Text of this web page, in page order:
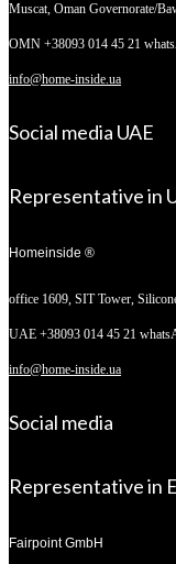
Muscat, Oman Governorate/
OMN +38093 014 45 21
info@home-inside.ua
Social media UAE
Representative in
Homeinside ®
office 1609, SIT Tower,
UAE +38093 014 45 21
info@home-inside.ua
Social media
Representative in
Fairpoint GmbH